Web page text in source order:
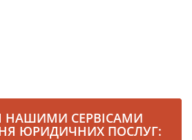
НАШИМИ СЕРВІСАМИ
ЮРИДИЧНИХ ПОСЛУГ: